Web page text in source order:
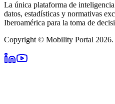
La única plataforma de
datos, estadísticas y normativas
Iberoamérica para la toma de
Copyright © Mobility Portal 2026.